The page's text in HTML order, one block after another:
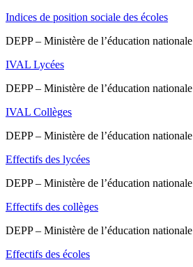
Indices de position sociale des écoles
DEPP – Ministère de l’éducation nationale
IVAL Lycées
DEPP – Ministère de l’éducation nationale
IVAL Collèges
DEPP – Ministère de l’éducation nationale
Effectifs des lycées
DEPP – Ministère de l’éducation nationale
Effectifs des collèges
DEPP – Ministère de l’éducation nationale
Effectifs des écoles